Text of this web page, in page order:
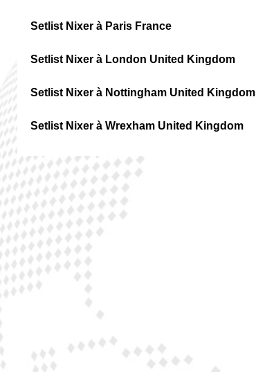
Setlist Nixer à Paris France
Setlist Nixer à London United Kingdom
Setlist Nixer à Nottingham United Kingdom
Setlist Nixer à Wrexham United Kingdom